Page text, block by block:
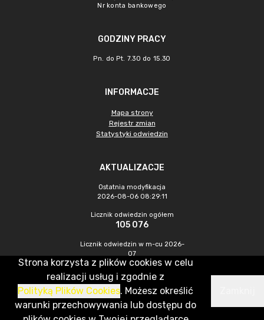
Nr konta bankowego
GODZINY PRACY
Pn. do Pt. 7.30 do 15.30
INFORMACJE
Mapa strony
Rejestr zmian
Statystyki odwiedzin
AKTUALIZACJE
Ostatnia modyfikacja
2026-08-06 08:29:11
Licznik odwiedzin ogółem
105 076
Licznik odwiedzin w m-cu 2026-
07
452
CMS & Hosting: Nefeni Sp. z o.o.
Strona korzysta z plików cookies w celu
realizacji usług i zgodnie z
Polityką Plików Cookies. Możesz określić
warunki przechowywania lub dostępu do